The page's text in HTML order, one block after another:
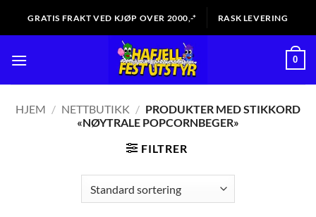
GRATIS FRAKT VED KJØP OVER 2000,-* RASK LEVERING
0
HJEM / NETTBUTIKK / PRODUKTER MED STIKKORD
«NØYTRALE POPCORNBEGER»
FILTRER